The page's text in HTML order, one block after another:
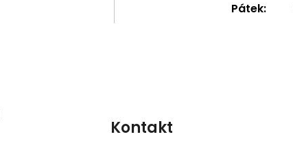
Pátek:
Kontakt